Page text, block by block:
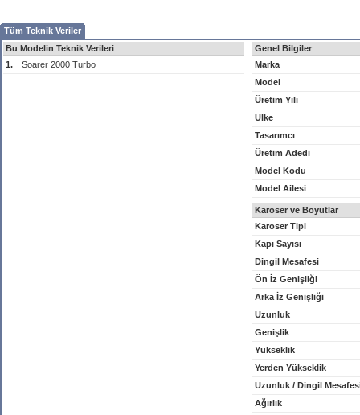
Tüm Teknik Veriler
Bu Modelin Teknik Verileri
1.
Soarer 2000 Turbo
Genel Bilgiler
Marka
Model
Üretim Yılı
Ülke
Tasarımcı
Üretim Adedi
Model Kodu
Model Ailesi
Karoser ve Boyutlar
Karoser Tipi
Kapı Sayısı
Dingil Mesafesi
Ön İz Genişliği
Arka İz Genişliği
Uzunluk
Genişlik
Yükseklik
Yerden Yükseklik
Uzunluk / Dingil
Ağırlık